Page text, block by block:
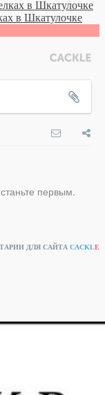
в Шкатулочке
первым.
ДЛЯ САЙТА CACKLE